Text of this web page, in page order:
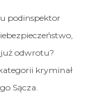
podinspektor
już odwrotu?
kryminał
Sącza.